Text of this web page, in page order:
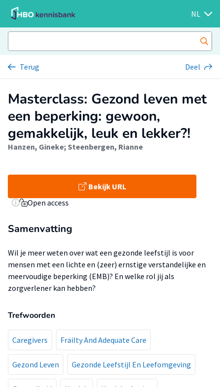
NL
Terug Deel
Masterclass: Gezond leven met
een beperking: gewoon,
gemakkelijk, leuk en lekker?!
Hanzen, Gineke; Steenbergen, Rianne
Bekijk URL
Open access
Samenvatting
Wil je meer weten over wat een gezonde leefstijl is voor
mensen met een lichte en (zeer) ernstige verstandelijke en
meervoudige beperking (EMB)? En welke rol jij als
zorgverlener kan hebben?
Trefwoorden
Caregivers Frailty And Adequate Care
Gezond Leven Gezonde Leefstijl En Leefomgeving